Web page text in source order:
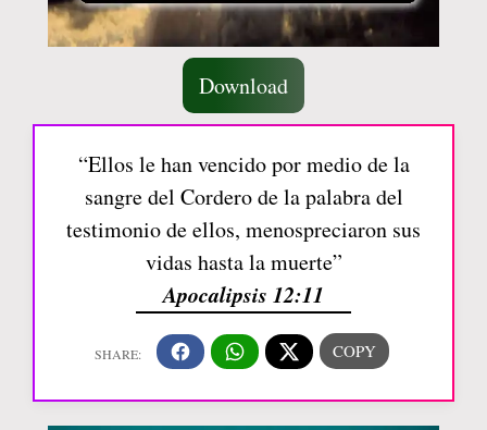
Download
“Ellos le han vencido por medio de la
sangre del Cordero de la palabra del
testimonio de ellos, menospreciaron sus
vidas hasta la muerte”
Apocalipsis 12:11